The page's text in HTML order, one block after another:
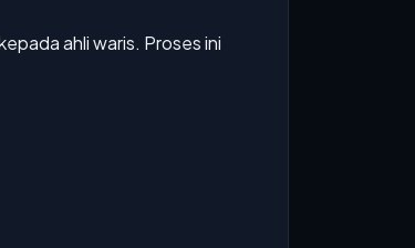
ahli waris. Proses ini